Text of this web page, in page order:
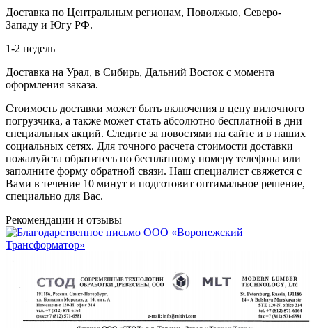
Доставка по Центральным регионам, Поволжью, Северо-
Западу и Югу РФ.
1-2 недель
Доставка на Урал, в Сибирь, Дальний Восток с момента
оформления заказа.
Стоимость доставки может быть включения в цену вилочного
погрузчика, а также может стать абсолютно бесплатной в дни
специальных акций. Следите за новостями на сайте и в наших
социальных сетях. Для точного расчета стоимости доставки
пожалуйста обратитесь по бесплатному номеру телефона или
заполните форму обратной связи. Наш специалист свяжется с
Вами в течение 10 минут и подготовит оптимальное решение,
специально для Вас.
Рекомендации и отзывы